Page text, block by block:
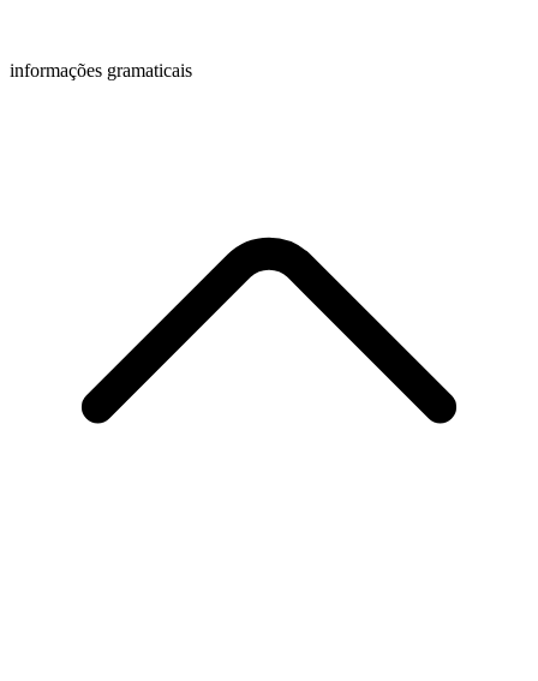
informações gramaticais